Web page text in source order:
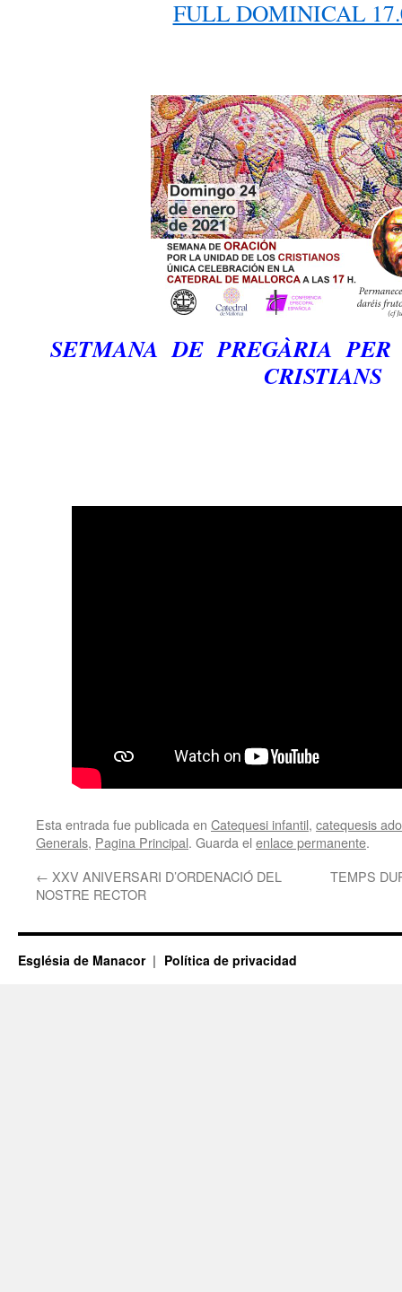
FULL DOMINICAL
SETMANA DE PREGÀRIA
CRISTIANS
Esta entrada fue publicada en Catequesi infantil, catequesis
Generals, Pagina Principal. Guarda el enlace permanente.
← XXV ANIVERSARI D’ORDENACIÓ DEL
NOSTRE RECTOR
TEMPS
Església de Manacor Política de privacidad